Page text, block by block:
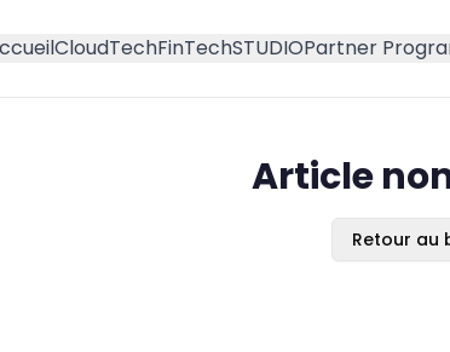
CloudTechFinTechSTUDIOPartner
Article
Retour au